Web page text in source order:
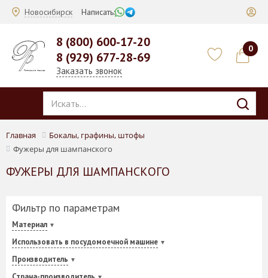
Новосибирск Написать:
8 (800) 600-17-20
8 (929) 677-28-69
Заказать звонок
0
Главная
Бокалы, графины, штофы
Фужеры для шампанского
ФУЖЕРЫ ДЛЯ ШАМПАНСКОГО
Фильтр по параметрам
Материал
Использовать в посудомоечной машине
Производитель